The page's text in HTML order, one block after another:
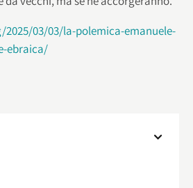
03/03/la-polemica-emanuele-
ebraica/